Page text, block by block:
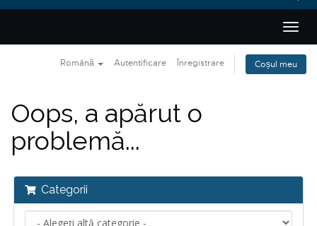
Română Autentificare Înregistrare Coșul meu
Oops, a apărut o
problemă...
Categorii